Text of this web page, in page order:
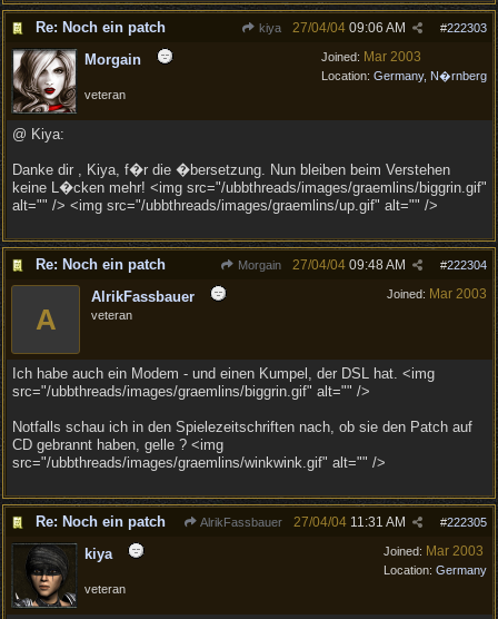
Re: Noch ein patch kiya #222303
27/04/04 09:06 AM
Joined: Mar 2003
Location: Germany, N�rnberg
Morgain
veteran
@ Kiya:
Danke dir , Kiya, f�r die �bersetzung. Nun bleiben beim Verstehen
keine L�cken mehr! <img src="/ubbthreads/images/graemlins/biggrin.gif"
alt="" /> <img src="/ubbthreads/images/graemlins/up.gif" alt="" />
Re: Noch ein patch Morgain #222304
27/04/04 09:48 AM
Joined: Mar 2003
A
AlrikFassbauer
veteran
Ich habe auch ein Modem - und einen Kumpel, der DSL hat. <img
src="/ubbthreads/images/graemlins/biggrin.gif" alt="" />
Notfalls schau ich in den Spielezeitschriften nach, ob sie den Patch auf
CD gebrannt haben, gelle ? <img
src="/ubbthreads/images/graemlins/winkwink.gif" alt="" />
Re: Noch ein patch AlrikFassbauer #222305
27/04/04 11:31 AM
Joined: Mar 2003
Location: Germany
kiya
veteran